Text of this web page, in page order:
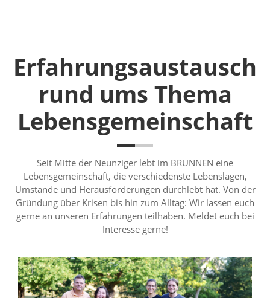
Erfahrungsaustausch
rund ums Thema
Lebensgemeinschaft
Seit Mitte der Neunziger lebt im BRUNNEN eine
Lebensgemeinschaft, die verschiedenste Lebenslagen,
Umstände und Herausforderungen durchlebt hat. Von der
Gründung über Krisen bis hin zum Alltag: Wir lassen euch
gerne an unseren Erfahrungen teilhaben. Meldet euch bei
Interesse gerne!